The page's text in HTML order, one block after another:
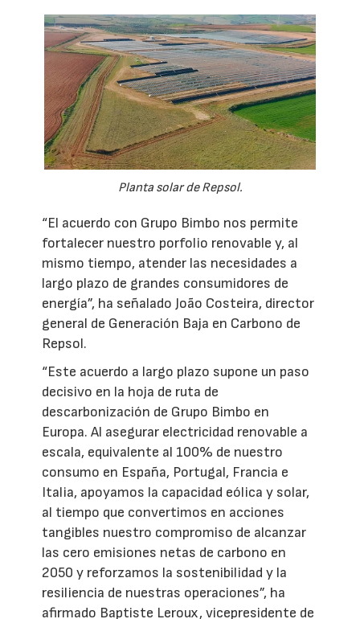
Planta solar de Repsol.
“El acuerdo con Grupo Bimbo nos permite
fortalecer nuestro porfolio renovable y, al
mismo tiempo, atender las necesidades a
largo plazo de grandes consumidores de
energía”, ha señalado João Costeira, director
general de Generación Baja en Carbono de
Repsol.
“Este acuerdo a largo plazo supone un paso
decisivo en la hoja de ruta de
descarbonización de Grupo Bimbo en
Europa. Al asegurar electricidad renovable a
escala, equivalente al 100% de nuestro
consumo en España, Portugal, Francia e
Italia, apoyamos la capacidad eólica y solar,
al tiempo que convertimos en acciones
tangibles nuestro compromiso de alcanzar
las cero emisiones netas de carbono en
2050 y reforzamos la sostenibilidad y la
resiliencia de nuestras operaciones”, ha
afirmado Baptiste Leroux, vicepresidente de